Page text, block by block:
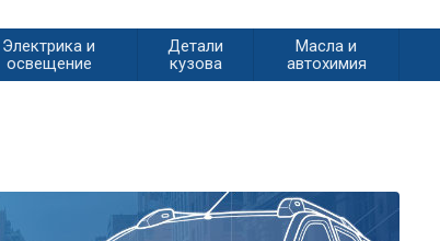
Электрика и
освещение
Детали
кузова
Масла и
автохимия